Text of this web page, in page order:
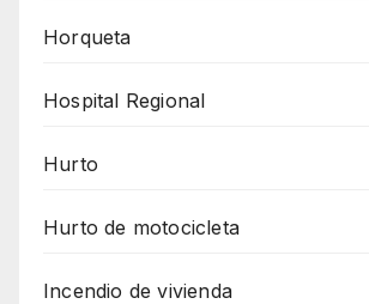
Horqueta
Hospital Regional
Hurto
Hurto de motocicleta
Incendio de vivienda